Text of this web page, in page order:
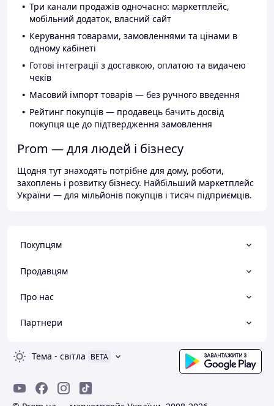
Три канали продажів одночасно: маркетплейс,
мобільний додаток, власний сайт
Керування товарами, замовленнями та цінами в
одному кабінеті
Готові інтеграції з доставкою, оплатою та видачею
чеків
Масовий імпорт товарів — без ручного введення
Рейтинг покупців — продавець бачить досвід
покупця ще до підтвердження замовлення
Prom — для людей і бізнесу
Щодня тут знаходять потрібне для дому, роботи,
захоплень і розвитку бізнесу. Найбільший маркетплейс
України — для мільйонів покупців і тисяч підприємців.
Покупцям
Продавцям
Про нас
Партнери
Тема - світла BETA